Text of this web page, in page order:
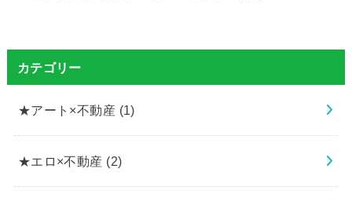
カテゴリー
★アート×不動産 (1)
★エロ×不動産 (2)